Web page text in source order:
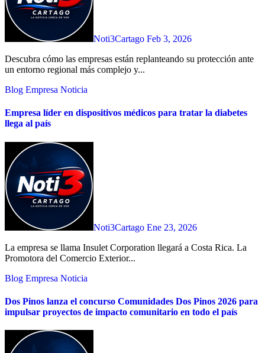
Noti3Cartago Feb 3, 2026
Descubra cómo las empresas están replanteando su protección ante
un entorno regional más complejo y...
Blog Empresa Noticia
Empresa líder en dispositivos médicos para tratar la diabetes
llega al país
Noti3Cartago Ene 23, 2026
La empresa se llama Insulet Corporation llegará a Costa Rica. La
Promotora del Comercio Exterior...
Blog Empresa Noticia
Dos Pinos lanza el concurso Comunidades Dos Pinos 2026 para
impulsar proyectos de impacto comunitario en todo el país